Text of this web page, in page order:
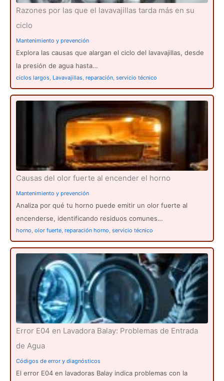
Razones por las que el lavavajillas tarda más en su
ciclo
Mantenimiento y prevención
Explora las causas que alargan el ciclo del lavavajillas, desde
la presión de agua hasta…
ciclos largos Lavavajillas reparación servicio técnico
Causas del olor fuerte al encender el horno
Mantenimiento y prevención
Analiza por qué tu horno puede emitir un olor fuerte al
encenderse, identificando residuos comunes…
horno olor fuerte reparación horno servicio técnico
Error E04 en Lavadora Balay: Problemas de Entrada
de Agua
Códigos de error y diagnósticos
El error E04 en lavadoras Balay indica problemas con la